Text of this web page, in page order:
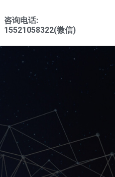
咨询电话:
15521058322(微信)